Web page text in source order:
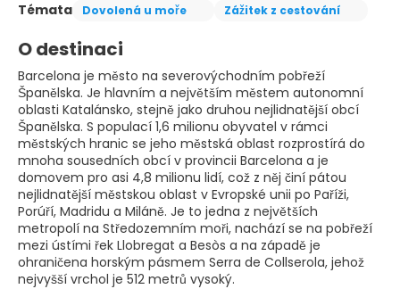
Témata
Dovolená u moře Zážitek z cestování
O destinaci
Barcelona je město na severovýchodním pobřeží
Španělska. Je hlavním a největším městem autonomní
oblasti Katalánsko, stejně jako druhou nejlidnatější obcí
Španělska. S populací 1,6 milionu obyvatel v rámci
městských hranic se jeho městská oblast rozprostírá do
mnoha sousedních obcí v provincii Barcelona a je
domovem pro asi 4,8 milionu lidí, což z něj činí pátou
nejlidnatější městskou oblast v Evropské unii po Paříži,
Porúří, Madridu a Miláně. Je to jedna z největších
metropolí na Středozemním moři, nachází se na pobřeží
mezi ústími řek Llobregat a Besòs a na západě je
ohraničena horským pásmem Serra de Collserola, jehož
nejvyšší vrchol je 512 metrů vysoký.